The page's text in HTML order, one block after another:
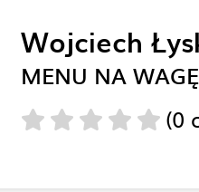
Wojciech
MENU NA WAGĘ
(0